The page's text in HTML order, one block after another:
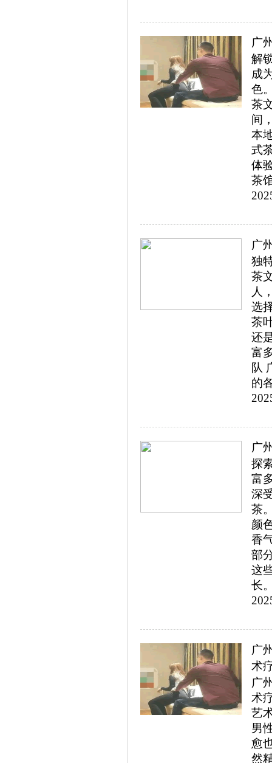
广
解
成
色
茶
间
本
式
体
茶
广
独
茶
人
选
茶
还
富
队
的
广
探
富
深
茶
颜
香
部
这
长
广
术
广
术
艺
男
愈
然